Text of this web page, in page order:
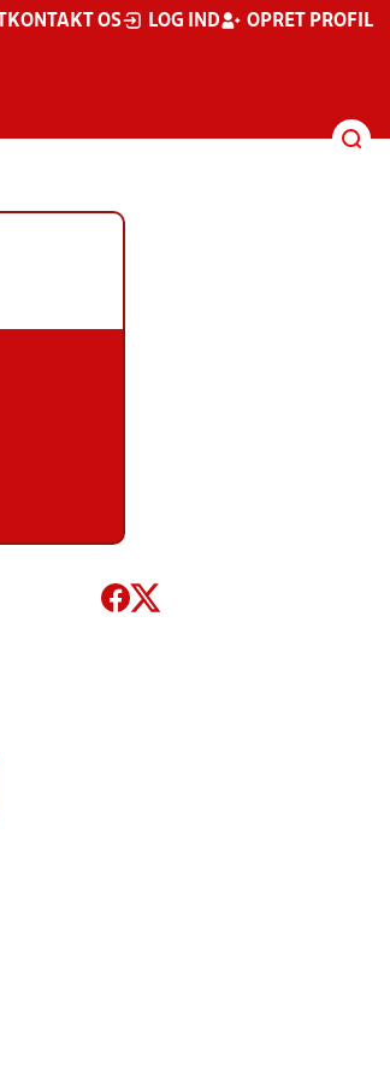
KONTAKT OS LOG IND OPRET PROFIL